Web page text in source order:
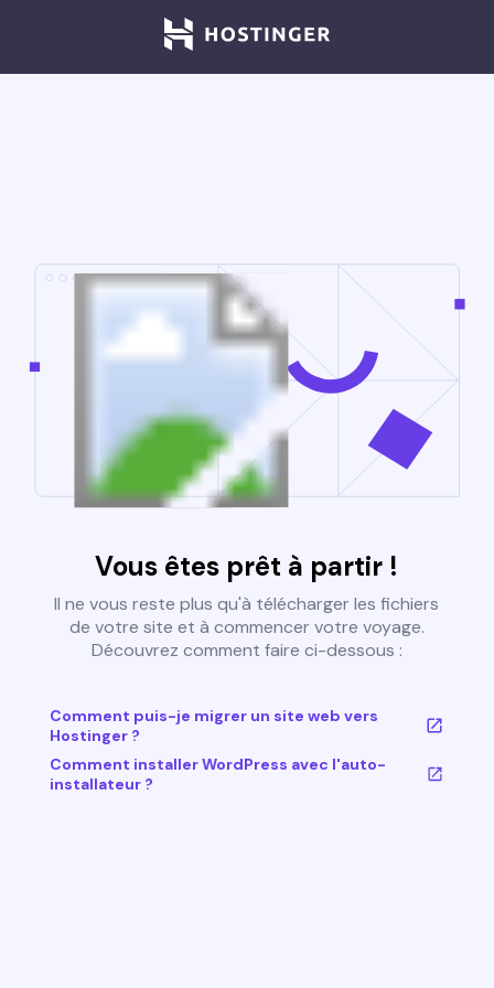
Vous êtes prêt à partir !
Il ne vous reste plus qu'à télécharger les fichiers
de votre site et à commencer votre voyage.
Découvrez comment faire ci-dessous :
Comment puis-je migrer un site web vers
Hostinger ?
Comment installer WordPress avec l'auto-
installateur ?